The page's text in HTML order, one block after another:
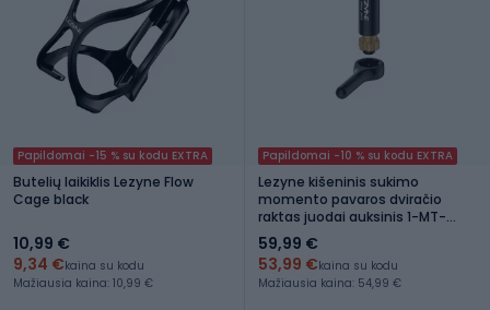
Papildomai -15 % su kodu EXTRA
Butelių laikiklis Lezyne Flow
Cage black
10,99 €
9,34 €kaina su kodu
Mažiausia kaina: 10,99 €
Papildomai -10 % su kodu EXTRA
Lezyne kišeninis sukimo
momento pavaros dviračio
raktas juodai auksinis 1-MT-
PTDR-V104T12
59,99 €
53,99 €kaina su kodu
Mažiausia kaina: 54,99 €